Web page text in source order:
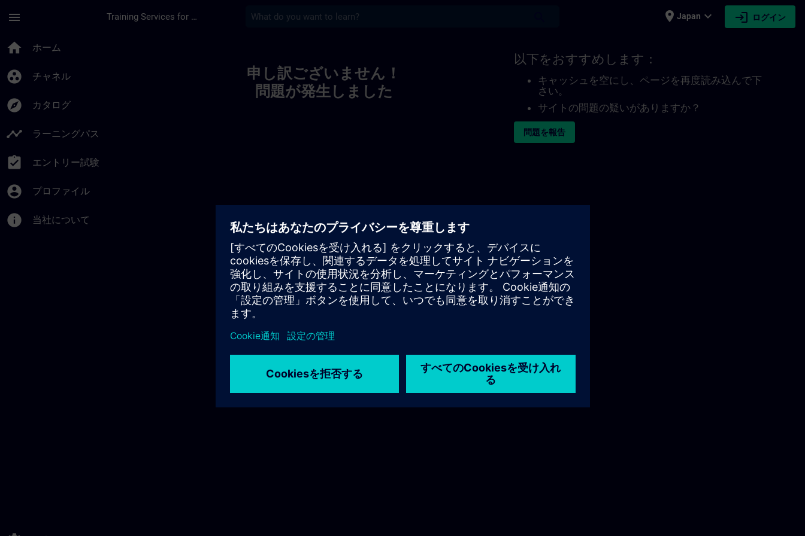
menu Training Services for Digital Industries place Japan expand_more login ログイン
home ホーム
group_work チャネル
explore カタログ
timeline ラーニングパス
assignment_turned_in エントリー試験
account_circle プロファイル
info 当社について
申し訳ございません！
問題が発生しました
以下をおすすめします：
キャッシュを空にし、ページを再度読み込んで下
さい。
サイトの問題の疑いがありますか？
問題を報告